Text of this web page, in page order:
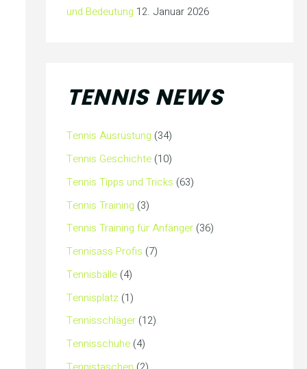
und Bedeutung 12. Januar 2026
TENNIS NEWS
Tennis Ausrüstung (34)
Tennis Geschichte(10)
Tennis Tipps und Tricks (63)
Tennis Training (3)
Tennis Training für Anfänger(36)
Tennisass Profis (7)
Tennisbälle(4)
Tennisplatz(1)
Tennisschläger(12)
Tennisschuhe(4)